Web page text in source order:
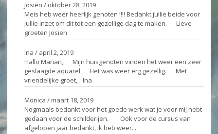
Josien / oktober 28, 2019
Meis heb weer heerlijk genoten !!!! Bedankt jullie beide voor
jullie inzet om dit tot een gezellige dag te maken. Lieve
groeten Josien
Ina / april 2, 2019
Hallo Marian, Mijn huisgenoten vinden het weer een zeer
geslaagde aquarel. Het was weer erg gezellig. Met
vriendelijke groet, Ina
Monica /maart 18, 2019
Nogmaals bedankt voor het goede werk wat je voor mij hebt
gedaan voor de schilderijen. Ook voor de cursus van
afgelopen jaar bedankt, ik heb weer...